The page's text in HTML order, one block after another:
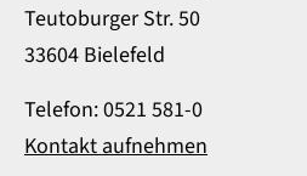
Teutoburger Str. 50
33604 Bielefeld
Telefon: 0521 581-0
Kontakt aufnehmen